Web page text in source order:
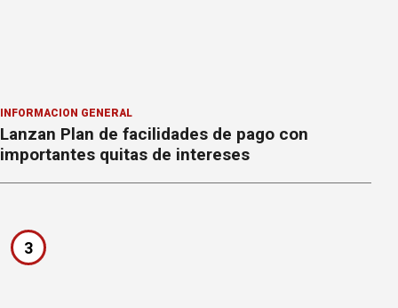
INFORMACION GENERAL
Lanzan Plan de facilidades de pago con
importantes quitas de intereses
3